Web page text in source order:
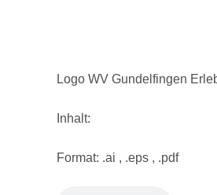
Logo WV Gundelfingen
Inhalt:
Format: .ai , .eps , .pdf